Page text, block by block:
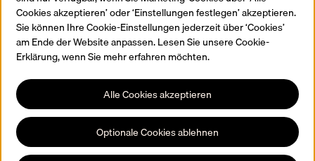
Abonnieren Sie die
Updates
Unsere Newsletter informiert Sie zu allen Neuigkeiten rund um
das Museum Plantin-Moretus. Bleiben Sie auf dem Laufenden!
Cookies akzeptieren’ oder ‘Einstellungen festlegen’ akzeptieren.
Sie können Ihre Cookie-Einstellungen jederzeit über ‘Cookies’
am Ende der Website anpassen. Lesen Sie unsere Cookie-
Erklärung, wenn Sie mehr erfahren möchten.
Alle Cookies akzeptieren
Optionale Cookies ablehnen